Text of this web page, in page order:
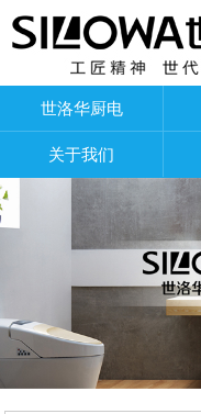
世洛华厨电
关于我们